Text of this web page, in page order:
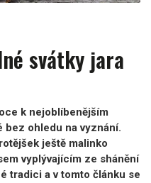
svátky jara
k nejoblíbenějším
bez ohledu na vyznání.
ještě malinko
vyplývajícím ze shánění
tradici a v tomto článku se